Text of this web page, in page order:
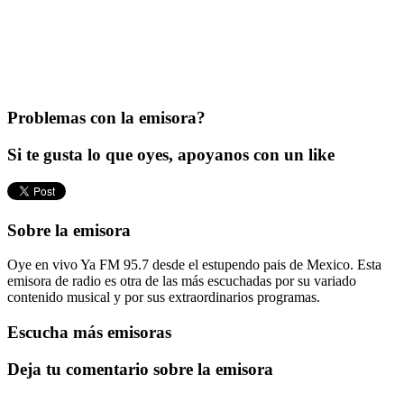
Problemas con la emisora?
Si te gusta lo que oyes, apoyanos con un like
Sobre la emisora
Oye en vivo Ya FM 95.7 desde el estupendo pais de Mexico. Esta
emisora de radio es otra de las más escuchadas por su variado
contenido musical y por sus extraordinarios programas.
Escucha más emisoras
Deja tu comentario sobre la emisora